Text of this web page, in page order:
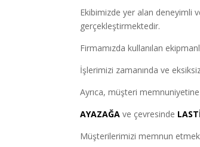
Ekibimizde yer alan deneyimli
gerçekleştirmektedir.
Firmamızda kullanılan
İşlerimizi zamanında ve
Ayrıca, müşteri
AYAZAĞA ve çevresinde
Müşterilerimizi memnun etmek